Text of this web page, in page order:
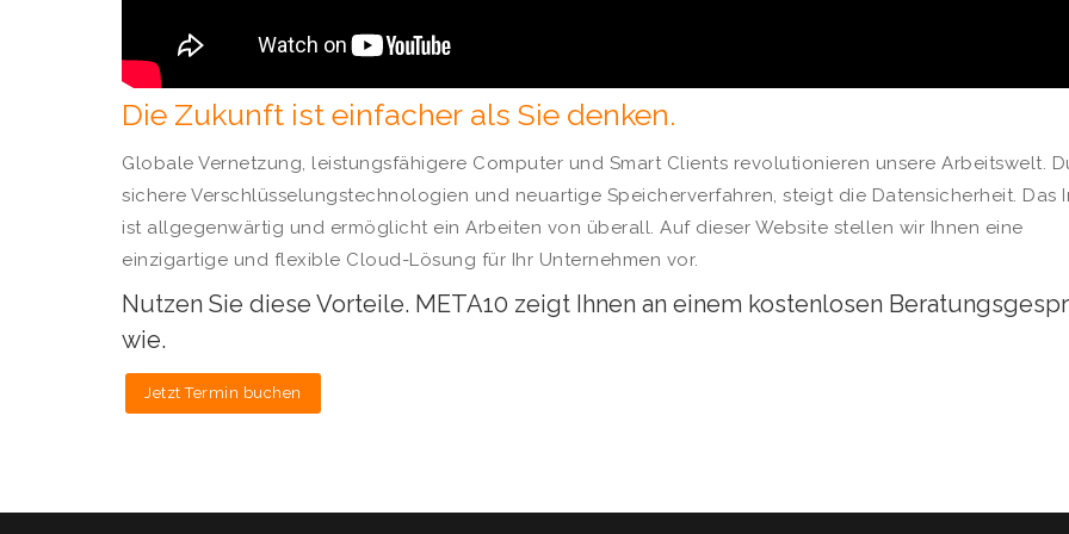
Die Zukunft ist einfacher als Sie denken.
Globale Vernetzung, leistungsfähigere Computer und Smart Clients revolutionieren unsere Arbeitswelt.
sichere Verschlüsselungstechnologien und neuartige Speicherverfahren, steigt die Datensicherheit. Das
ist allgegenwärtig und ermöglicht ein Arbeiten von überall. Auf dieser Website stellen wir Ihnen eine
einzigartige und flexible Cloud-Lösung für Ihr Unternehmen vor.
Nutzen Sie diese Vorteile. META10 zeigt Ihnen an einem kostenlosen
wie.
Jetzt Termin buchen